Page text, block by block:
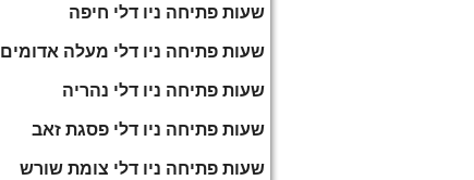
שעות פתיחה ניו דלי חיפה
שעות פתיחה ניו דלי מעלה אדומים
שעות פתיחה ניו דלי נהריה
שעות פתיחה ניו דלי פסגת זאב
שעות פתיחה ניו דלי צומת שורש